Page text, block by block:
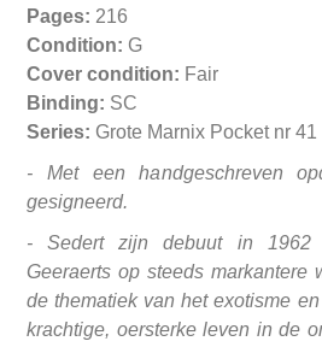
Pages: 216
Condition: G
Cover condition: Fair
Binding: SC
Series: Grote Marnix Pocket nr 41
- Met een handgeschreven
gesigneerd.
- Sedert zijn debuut in 1962
Geeraerts op steeds markantere
de thematiek van het exotisme
krachtige, oersterke leven in de